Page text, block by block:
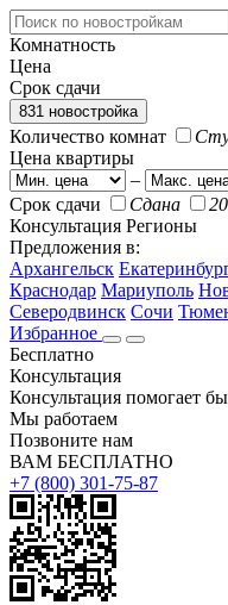
Комнатность
Цена
Срок сдачи
831 новостройка
Количество комнат
Цена квартиры
–
Срок сдачи
Сдана
Консультация Регионы
Предложения в:
Архангельск
Краснодар Мариуполь
Северодвинск Сочи
Избранное
Бесплатно
Консультация
Консультация помогает
Мы работаем
Позвоните нам
ВАМ БЕСПЛАТНО
+7 (800) 301-75-87